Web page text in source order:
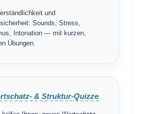
und
Sounds, Stress,
Intonation — mit kurzen,
Übungen.
& Struktur-Quizze